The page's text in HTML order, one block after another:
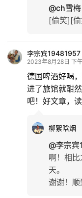
@ch雪梅
[偷笑][
李宗宾19481957
2023年8月28日 下
德国啤酒好喝
进了旅馆就酣
吧！好文章，读
柳絮晗烟
@李宗
啊！相
天。
谢谢！顺